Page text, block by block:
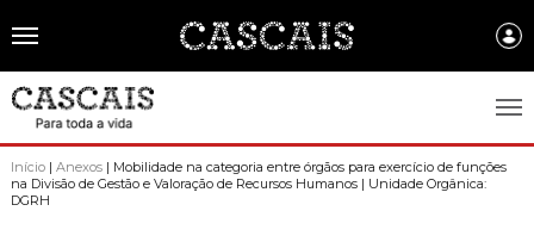
Português
CASCAIS.PT
CASCAIS
Início| Anexos| Mobilidade na categoria entre órgãos para exercício de funções
na Divisão de Gestão e Valoração de Recursos Humanos | Unidade Orgânica:
DGRH